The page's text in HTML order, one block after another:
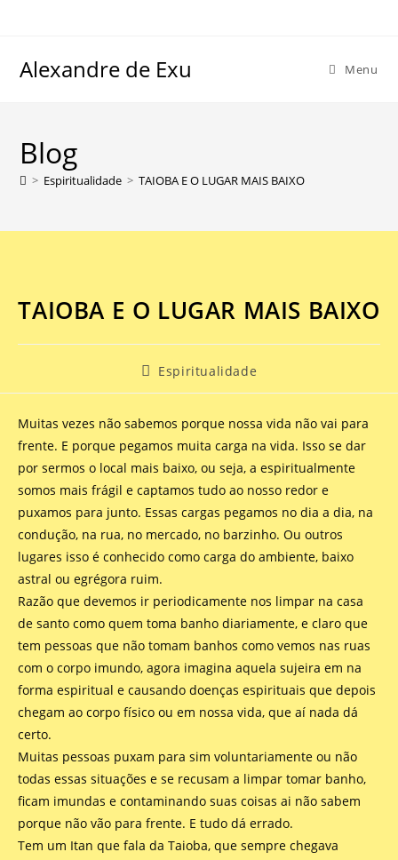
Alexandre de Exu Menu
Blog
> Espiritualidade > TAIOBA E O LUGAR MAIS BAIXO
TAIOBA E O LUGAR MAIS BAIXO
Espiritualidade
Muitas vezes não sabemos porque nossa vida não vai para
frente. E porque pegamos muita carga na vida. Isso se dar
por sermos o local mais baixo, ou seja, a espiritualmente
somos mais frágil e captamos tudo ao nosso redor e
puxamos para junto. Essas cargas pegamos no dia a dia, na
condução, na rua, no mercado, no barzinho. Ou outros
lugares isso é conhecido como carga do ambiente, baixo
astral ou egrégora ruim.
Razão que devemos ir periodicamente nos limpar na casa
de santo como quem toma banho diariamente, e claro que
tem pessoas que não tomam banhos como vemos nas ruas
com o corpo imundo, agora imagina aquela sujeira em na
forma espiritual e causando doenças espirituais que depois
chegam ao corpo físico ou em nossa vida, que aí nada dá
certo.
Muitas pessoas puxam para sim voluntariamente ou não
todas essas situações e se recusam a limpar tomar banho,
ficam imundas e contaminando suas coisas ai não sabem
porque não vão para frente. E tudo dá errado.
Tem um Itan que fala da Taioba, que sempre chegava